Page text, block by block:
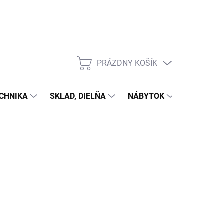
NÁKUPNÝ
PRÁZDNY KOŠÍK
SKLAD, DIELŇA NÁBYTOK